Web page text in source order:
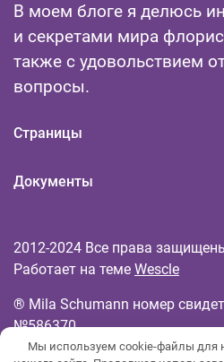
В моем блоге я делюсь
и секретами мира
также с удовольствием
вопросы.
Страницы
Документы
2012-2024 Все права
Работает на теме Wescle
® Mila Schumann номер
№586370
Мы используем cookie-файлы для